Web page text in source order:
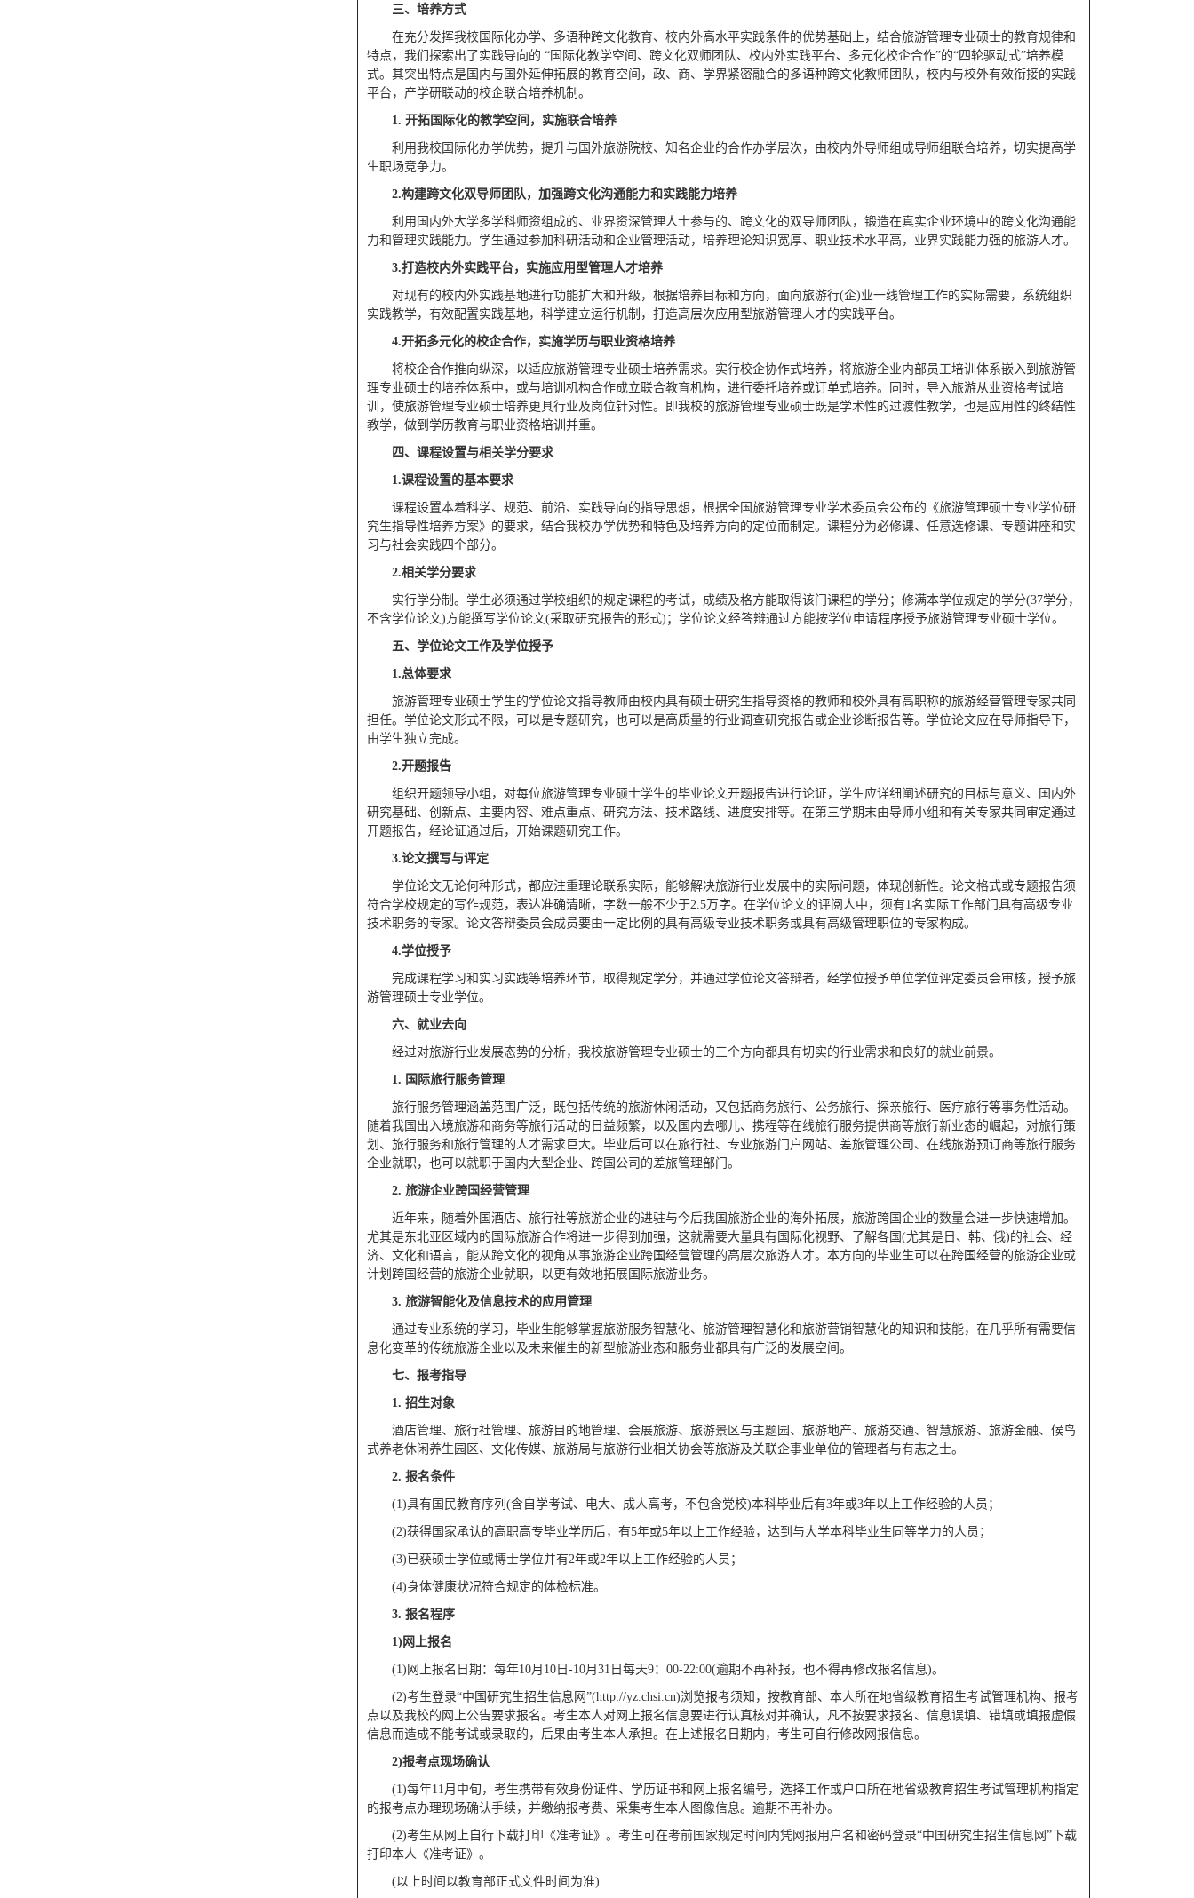
三、培养方式
在充分发挥我校国际化办学、多语种跨文化教育、校内外高水平实践条件的优势基础上，结合旅游管理专业硕士的教育规律和
特点，我们探索出了实践导向的 “国际化教学空间、跨文化双师团队、校内外实践平台、多元化校企合作”的“四轮驱动式”培养模
式。其突出特点是国内与国外延伸拓展的教育空间，政、商、学界紧密融合的多语种跨文化教师团队，校内与校外有效衔接的实践
平台，产学研联动的校企联合培养机制。
1. 开拓国际化的教学空间，实施联合培养
利用我校国际化办学优势，提升与国外旅游院校、知名企业的合作办学层次，由校内外导师组成导师组联合培养，切实提高学
生职场竞争力。
2.构建跨文化双导师团队，加强跨文化沟通能力和实践能力培养
利用国内外大学多学科师资组成的、业界资深管理人士参与的、跨文化的双导师团队，锻造在真实企业环境中的跨文化沟通能
力和管理实践能力。学生通过参加科研活动和企业管理活动，培养理论知识宽厚、职业技术水平高，业界实践能力强的旅游人才。
3.打造校内外实践平台，实施应用型管理人才培养
对现有的校内外实践基地进行功能扩大和升级，根据培养目标和方向，面向旅游行(企)业一线管理工作的实际需要，系统组织
实践教学，有效配置实践基地，科学建立运行机制，打造高层次应用型旅游管理人才的实践平台。
4.开拓多元化的校企合作，实施学历与职业资格培养
将校企合作推向纵深，以适应旅游管理专业硕士培养需求。实行校企协作式培养，将旅游企业内部员工培训体系嵌入到旅游管
理专业硕士的培养体系中，或与培训机构合作成立联合教育机构，进行委托培养或订单式培养。同时，导入旅游从业资格考试培
训，使旅游管理专业硕士培养更具行业及岗位针对性。即我校的旅游管理专业硕士既是学术性的过渡性教学，也是应用性的终结性
教学，做到学历教育与职业资格培训并重。
四、课程设置与相关学分要求
1.课程设置的基本要求
课程设置本着科学、规范、前沿、实践导向的指导思想，根据全国旅游管理专业学术委员会公布的《旅游管理硕士专业学位研
究生指导性培养方案》的要求，结合我校办学优势和特色及培养方向的定位而制定。课程分为必修课、任意选修课、专题讲座和实
习与社会实践四个部分。
2.相关学分要求
实行学分制。学生必须通过学校组织的规定课程的考试，成绩及格方能取得该门课程的学分；修满本学位规定的学分(37学分，
不含学位论文)方能撰写学位论文(采取研究报告的形式)；学位论文经答辩通过方能按学位申请程序授予旅游管理专业硕士学位。
五、学位论文工作及学位授予
1.总体要求
旅游管理专业硕士学生的学位论文指导教师由校内具有硕士研究生指导资格的教师和校外具有高职称的旅游经营管理专家共同
担任。学位论文形式不限，可以是专题研究，也可以是高质量的行业调查研究报告或企业诊断报告等。学位论文应在导师指导下，
由学生独立完成。
2.开题报告
组织开题领导小组，对每位旅游管理专业硕士学生的毕业论文开题报告进行论证，学生应详细阐述研究的目标与意义、国内外
研究基础、创新点、主要内容、难点重点、研究方法、技术路线、进度安排等。在第三学期末由导师小组和有关专家共同审定通过
开题报告，经论证通过后，开始课题研究工作。
3.论文撰写与评定
学位论文无论何种形式，都应注重理论联系实际，能够解决旅游行业发展中的实际问题，体现创新性。论文格式或专题报告须
符合学校规定的写作规范，表达准确清晰，字数一般不少于2.5万字。在学位论文的评阅人中，须有1名实际工作部门具有高级专业
技术职务的专家。论文答辩委员会成员要由一定比例的具有高级专业技术职务或具有高级管理职位的专家构成。
4.学位授予
完成课程学习和实习实践等培养环节，取得规定学分，并通过学位论文答辩者，经学位授予单位学位评定委员会审核，授予旅
游管理硕士专业学位。
六、就业去向
经过对旅游行业发展态势的分析，我校旅游管理专业硕士的三个方向都具有切实的行业需求和良好的就业前景。
1. 国际旅行服务管理
旅行服务管理涵盖范围广泛，既包括传统的旅游休闲活动，又包括商务旅行、公务旅行、探亲旅行、医疗旅行等事务性活动。
随着我国出入境旅游和商务等旅行活动的日益频繁，以及国内去哪儿、携程等在线旅行服务提供商等旅行新业态的崛起，对旅行策
划、旅行服务和旅行管理的人才需求巨大。毕业后可以在旅行社、专业旅游门户网站、差旅管理公司、在线旅游预订商等旅行服务
企业就职，也可以就职于国内大型企业、跨国公司的差旅管理部门。
2. 旅游企业跨国经营管理
近年来，随着外国酒店、旅行社等旅游企业的进驻与今后我国旅游企业的海外拓展，旅游跨国企业的数量会进一步快速增加。
尤其是东北亚区域内的国际旅游合作将进一步得到加强，这就需要大量具有国际化视野、了解各国(尤其是日、韩、俄)的社会、经
济、文化和语言，能从跨文化的视角从事旅游企业跨国经营管理的高层次旅游人才。本方向的毕业生可以在跨国经营的旅游企业或
计划跨国经营的旅游企业就职，以更有效地拓展国际旅游业务。
3. 旅游智能化及信息技术的应用管理
通过专业系统的学习，毕业生能够掌握旅游服务智慧化、旅游管理智慧化和旅游营销智慧化的知识和技能，在几乎所有需要信
息化变革的传统旅游企业以及未来催生的新型旅游业态和服务业都具有广泛的发展空间。
七、报考指导
1. 招生对象
酒店管理、旅行社管理、旅游目的地管理、会展旅游、旅游景区与主题园、旅游地产、旅游交通、智慧旅游、旅游金融、候鸟
式养老休闲养生园区、文化传媒、旅游局与旅游行业相关协会等旅游及关联企事业单位的管理者与有志之士。
2. 报名条件
(1)具有国民教育序列(含自学考试、电大、成人高考，不包含党校)本科毕业后有3年或3年以上工作经验的人员；
(2)获得国家承认的高职高专毕业学历后，有5年或5年以上工作经验，达到与大学本科毕业生同等学力的人员；
(3)已获硕士学位或博士学位并有2年或2年以上工作经验的人员；
(4)身体健康状况符合规定的体检标准。
3. 报名程序
1) 网上报名
(1)网上报名日期：每年10月10日-10月31日每天9：00-22:00(逾期不再补报，也不得再修改报名信息)。
(2)考生登录“中国研究生招生信息网”(http://yz.chsi.cn)浏览报考须知，按教育部、本人所在地省级教育招生考试管理机构、报考
点以及我校的网上公告要求报名。考生本人对网上报名信息要进行认真核对并确认，凡不按要求报名、信息误填、错填或填报虚假
信息而造成不能考试或录取的，后果由考生本人承担。在上述报名日期内，考生可自行修改网报信息。
2)报考点现场确认
(1)每年11月中旬，考生携带有效身份证件、学历证书和网上报名编号，选择工作或户口所在地省级教育招生考试管理机构指定
的报考点办理现场确认手续，并缴纳报考费、采集考生本人图像信息。逾期不再补办。
(2)考生从网上自行下载打印《准考证》。考生可在考前国家规定时间内凭网报用户名和密码登录“中国研究生招生信息网”下载
打印本人《准考证》。
(以上时间以教育部正式文件时间为准)